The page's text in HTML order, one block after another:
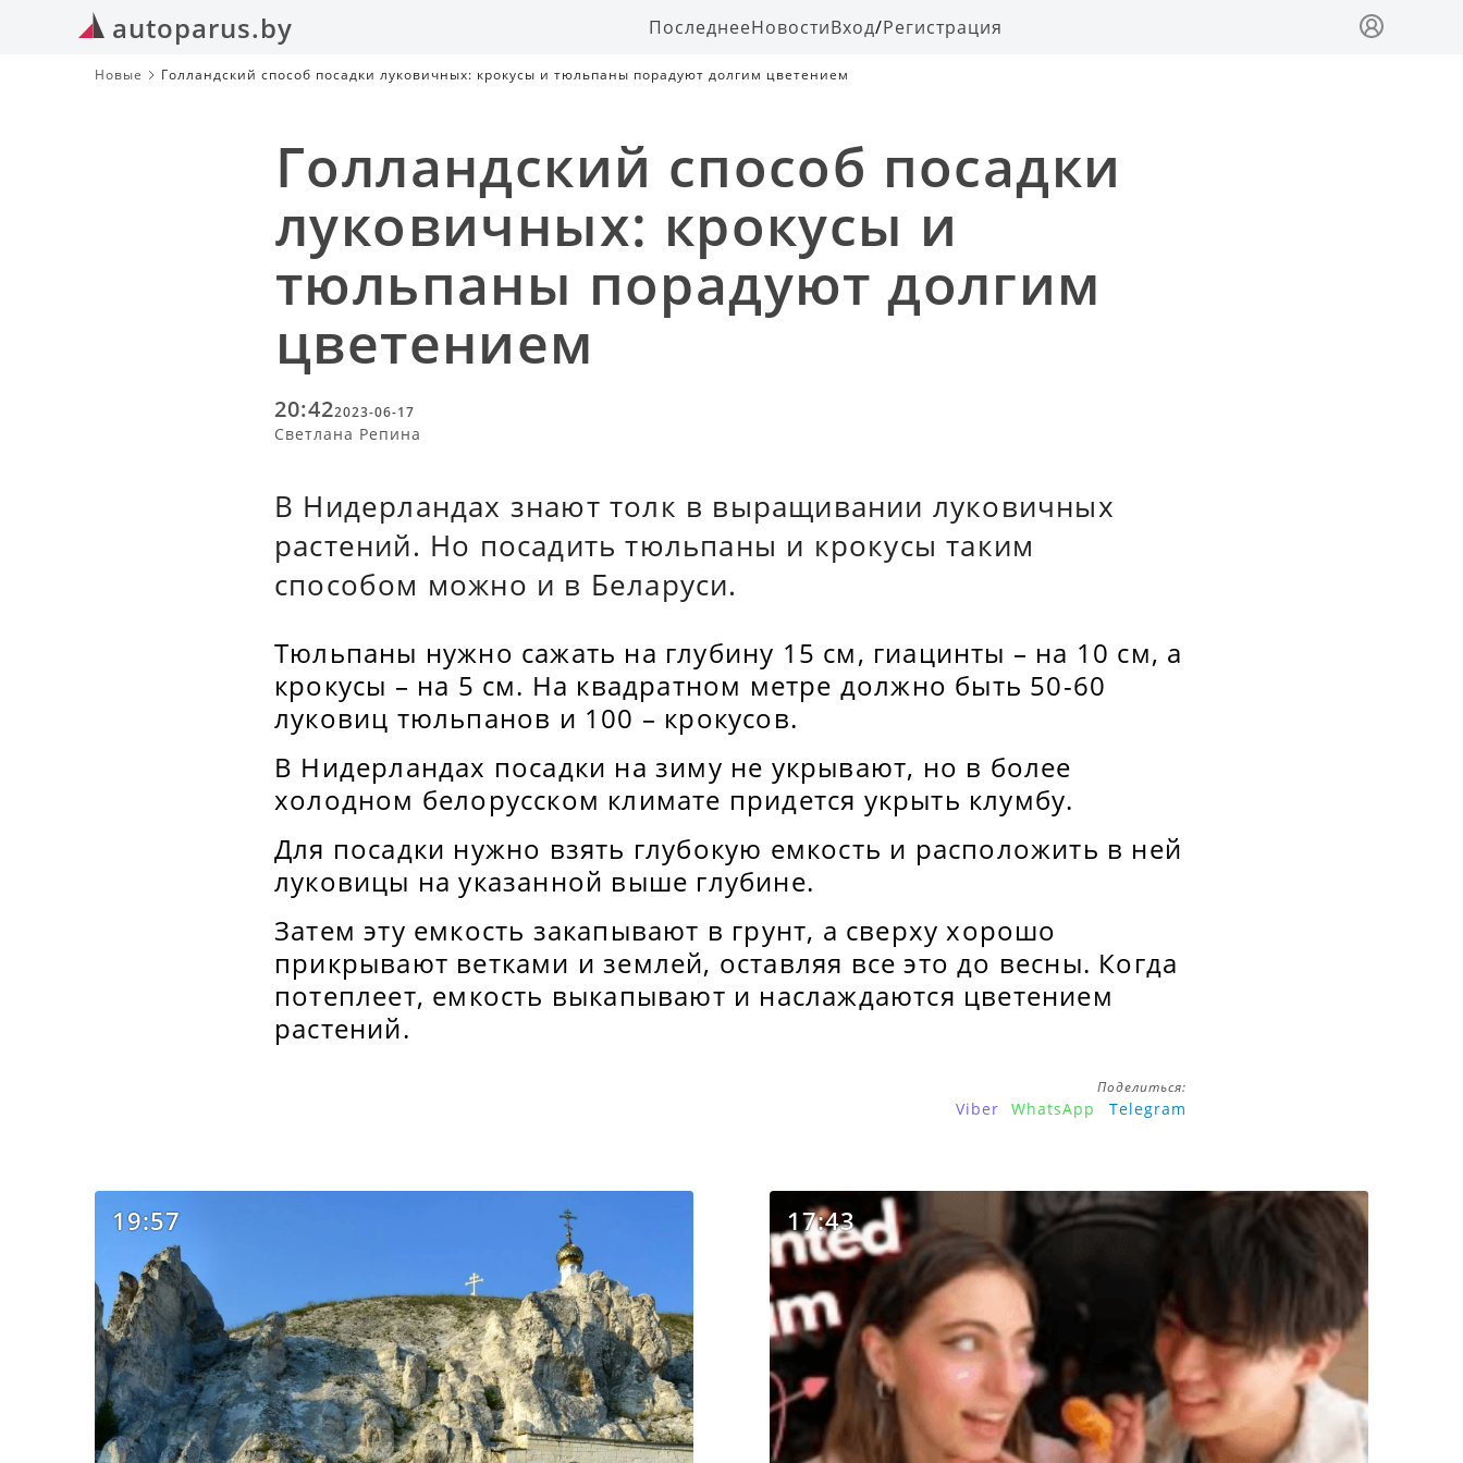
autoparus.by ПоследнееНовостиВход/Регистрация
Новые Голландский способ посадки луковичных: крокусы и тюльпаны порадуют долгим цветением
Голландский способ посадки
луковичных: крокусы и
тюльпаны порадуют долгим
цветением
20:422023-06-17
Светлана Репина
В Нидерландах знают толк в выращивании луковичных
растений. Но посадить тюльпаны и крокусы таким
способом можно и в Беларуси.
Тюльпаны нужно сажать на глубину 15 см, гиацинты – на 10 см, а
крокусы – на 5 см. На квадратном метре должно быть 50-60
луковиц тюльпанов и 100 – крокусов.
В Нидерландах посадки на зиму не укрывают, но в более
холодном белорусском климате придется укрыть клумбу.
Для посадки нужно взять глубокую емкость и расположить в ней
луковицы на указанной выше глубине.
Затем эту емкость закапывают в грунт, а сверху хорошо
прикрывают ветками и землей, оставляя все это до весны. Когда
потеплеет, емкость выкапывают и наслаждаются цветением
растений.
Поделиться:
Viber WhatsApp Telegram
19:57 17:43